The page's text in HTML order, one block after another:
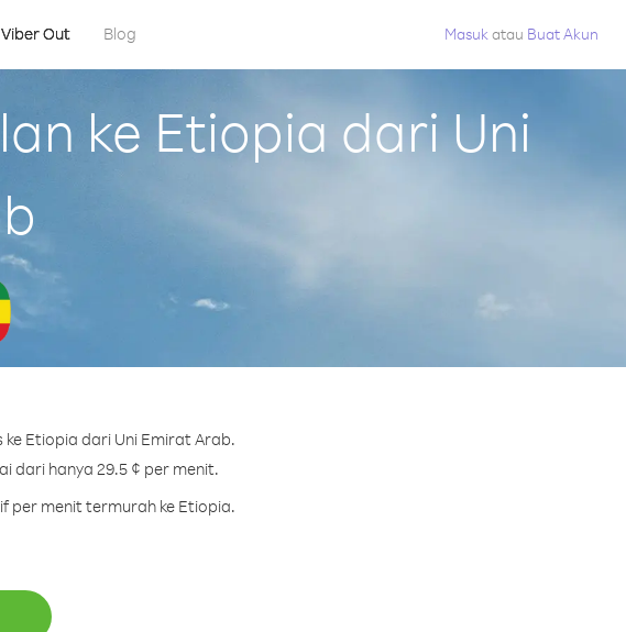
Viber Out Blog Masuk atau Buat Akun
ke Etiopia dari Uni
Etiopia dari Uni Emirat Arab.
dari hanya 29.5 ¢ per menit.
per menit termurah ke Etiopia.